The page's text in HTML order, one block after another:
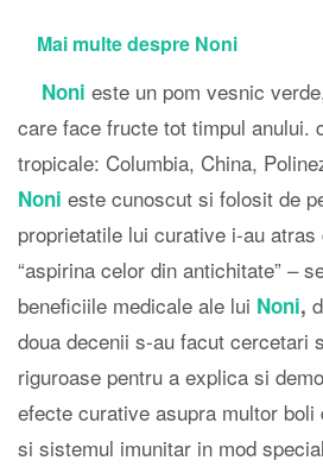
Mai multe despre Noni
Noni este un pom vesnic
care face fructe tot timpul anului.
tropicale: Columbia, China,
Noni este cunoscut si folosit de
proprietatile lui curative i-au atras
“aspirina celor din antichitate” –
beneficiile medicale ale lui Noni,
doua decenii s-au facut cercetari
riguroase pentru a explica si
efecte curative asupra multor
si sistemul imunitar in mod